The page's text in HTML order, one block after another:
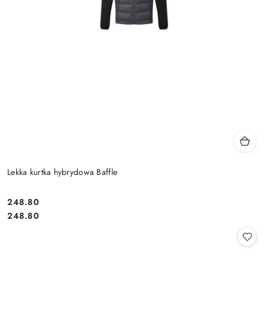
Lekka kurtka hybrydowa Baffle
Cena:
248.80
Cena:
248.80